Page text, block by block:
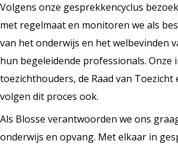
Volgens onze gesprekkencyclus
met regelmaat en monitoren we als
van het onderwijs en het welbevinden
hun begeleidende professionals. Onze
toezichthouders, de Raad van Toezicht
volgen dit proces ook.
Als Blosse verantwoorden we ons
onderwijs en opvang. Met elkaar in